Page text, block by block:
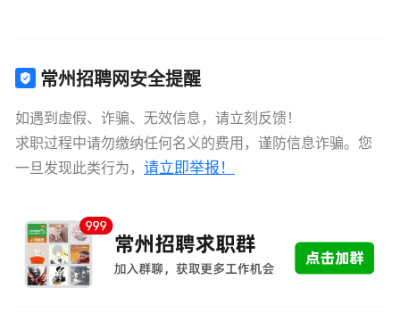
求职过程中请勿缴纳任何名义的费用，谨防信息诈骗。您